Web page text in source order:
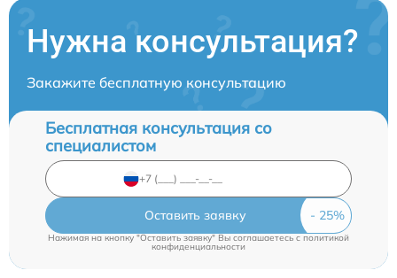
Нужна консультация?
Закажите бесплатную консультацию
Бесплатная консультация со
специалистом
Оставить заявку
Нажимая на кнопку "Оставить заявку" Вы соглашаетесь cполитикой
конфиденциальности